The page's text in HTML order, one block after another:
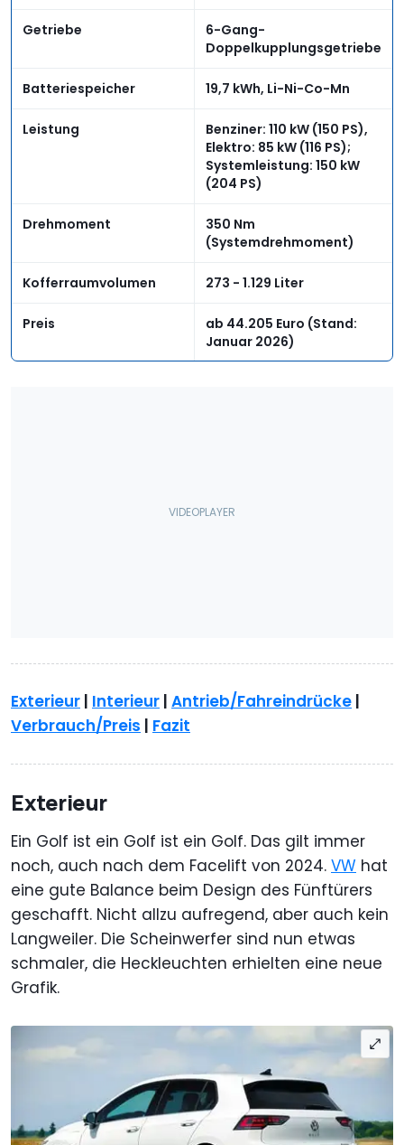
Getriebe
6-Gang-
Doppelkupplungsgetriebe
Batteriespeicher 19,7 kWh, Li-Ni-Co-Mn
Leistung
Benziner: 110 kW (150 PS),
Elektro: 85 kW (116 PS);
Systemleistung: 150 kW
(204 PS)
Drehmoment
350 Nm
(Systemdrehmoment)
Kofferraumvolumen 273 - 1.129 Liter
Preis
ab 44.205 Euro (Stand:
Januar 2026)
Exterieur Interieur Antrieb/Fahreindrücke
Verbrauch/Preis
Fazit
Exterieur
Ein Golf ist ein Golf ist ein Golf. Das gilt immer
noch, auch nach dem Facelift von 2024. VW hat
eine gute Balance beim Design des Fünftürers
geschafft. Nicht allzu aufregend, aber auch kein
Langweiler. Die Scheinwerfer sind nun etwas
schmaler, die Heckleuchten erhielten eine neue
Grafik.